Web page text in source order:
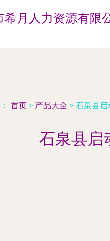
希月人力资源有限
首页 > 产品大全 > 石泉县启
石泉县启